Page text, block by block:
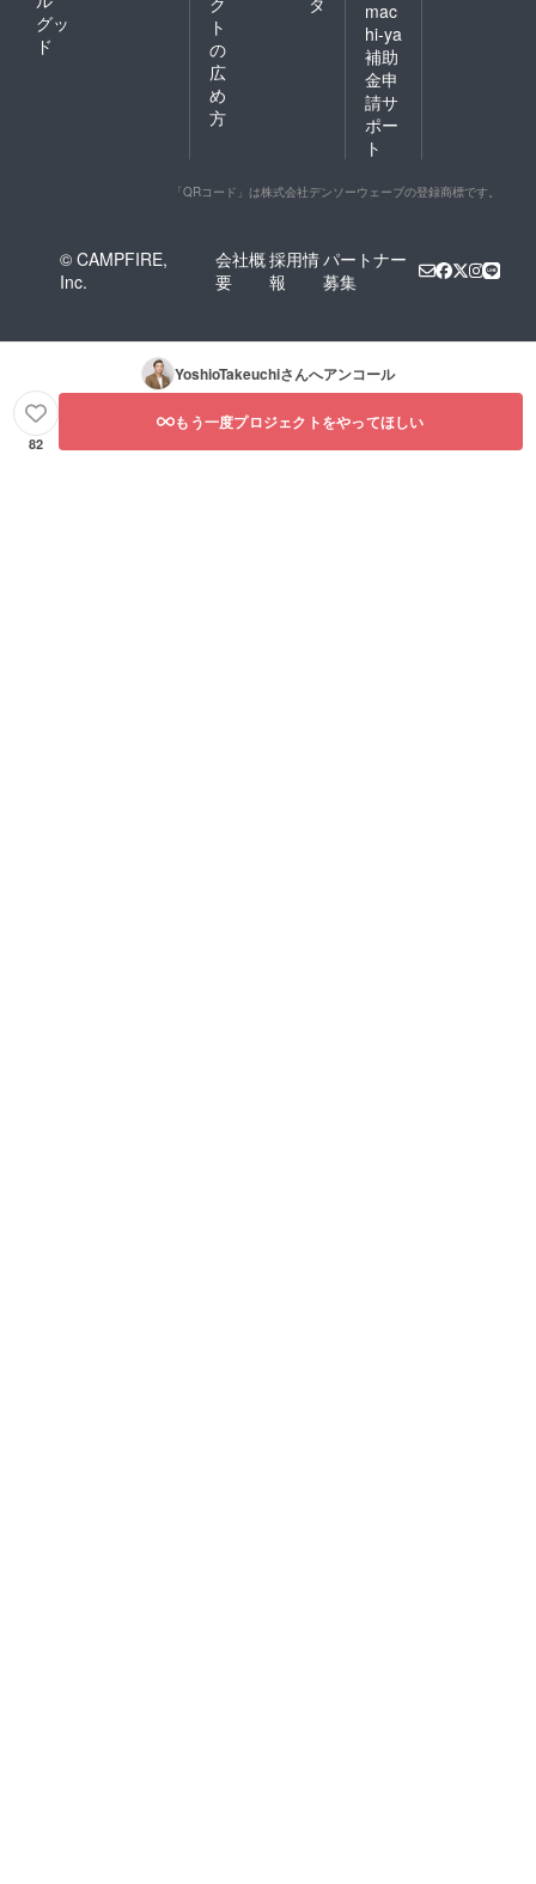
グッ
ド
ト
の
広
め
方
mac
hi-ya
補助
金申
請サ
ポー
ト
「QRコード」は株式会社デンソーウェーブの登録商標です。
© CAMPFIRE,
Inc.
会社概
要
採用情
報
パートナー
募集
YoshioTakeuchiさんへアンコール
82
もう一度プロジェクトをやってほしい